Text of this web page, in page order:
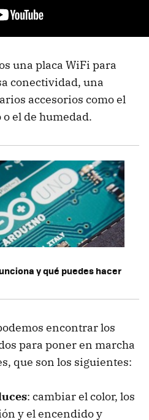
una placa WiFi para
conectividad, una
accesorios como el
el de humedad.
y qué puedes hacer
encontrar los
para poner en marcha
que son los siguientes:
: cambiar el color, los
y el encendido y